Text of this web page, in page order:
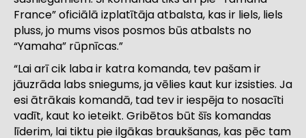
France” oficiālā izplatītāja atbalsta, kas ir liels, liels
pluss, jo mums visos posmos būs atbalsts no
“Yamaha” rūpnīcas.”
“Lai arī cik laba ir katra komanda, tev pašam ir
jāuzrāda labs sniegums, ja vēlies kaut kur izsisties. Ja
esi ātrākais komandā, tad tev ir iespēja to nosacīti
vadīt, kaut ko ieteikt. Gribētos būt šīs komandas
līderim, lai tiktu pie ilgākas braukšanas, kas pēc tam